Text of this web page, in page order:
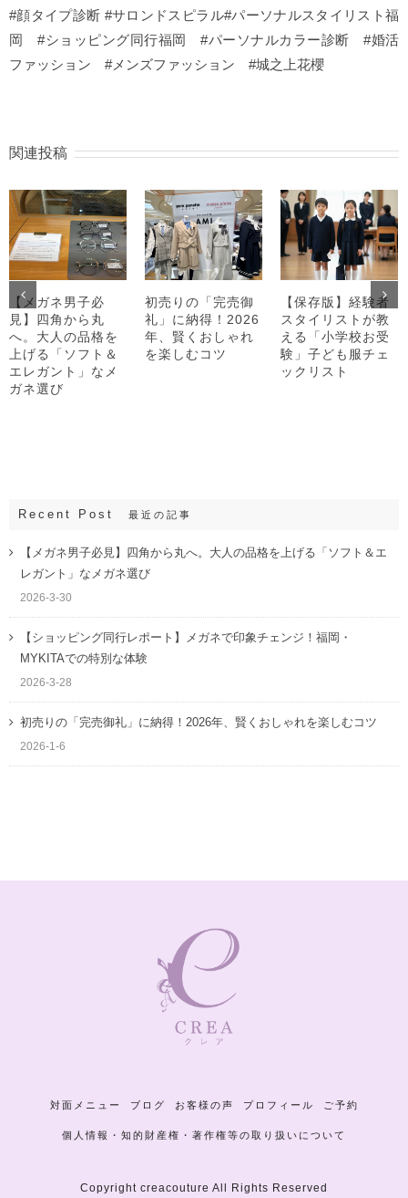
#顔タイプ診断 #サロンドスピラル#パーソナルスタイリスト福
岡 #ショッピング同行福岡 #パーソナルカラー診断 #婚活
ファッション #メンズファッション #城之上花櫻
関連投稿
【メガネ男子必
見】四角から丸
へ。大人の品格を
上げる「ソフト＆
エレガント」なメ
ガネ選び
初売りの「完売御
礼」に納得！2026
年、賢くおしゃれ
を楽しむコツ
【保存版】経験者
スタイリストが教
える「小学校お受
験」子ども服チェ
ックリスト
Recent Post 最近の記事
【メガネ男子必見】四角から丸へ。大人の品格を上げる「ソフト＆エ
レガント」なメガネ選び
2026-3-30
【ショッピング同行レポート】メガネで印象チェンジ！福岡・
MYKITAでの特別な体験
2026-3-28
初売りの「完売御礼」に納得！2026年、賢くおしゃれを楽しむコツ
2026-1-6
対面メニュー ブログ お客様の声 プロフィール ご予約
個人情報・知的財産権・著作権等の取り扱いについて
Copyright creacouture All Rights Reserved